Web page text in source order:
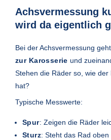
Achsvermessung
wird da eigentlich
Bei der Achsvermessung
zur Karosserie und
Stehen die Räder so, wie
hat?
Typische Messwerte:
Spur: Zeigen die Räder
Sturz: Steht das Rad